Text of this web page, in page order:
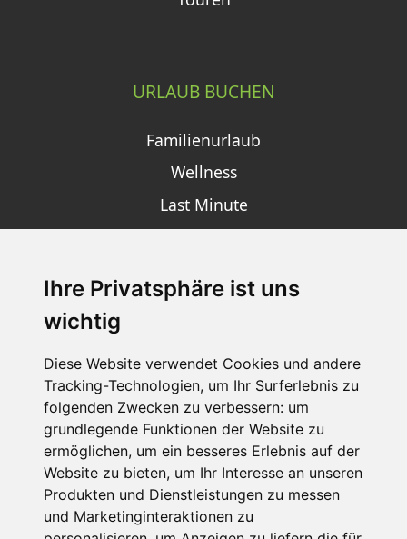
Ihre Privatsphäre ist uns
wichtig
Diese Website verwendet Cookies und andere
Tracking-Technologien, um Ihr Surferlebnis zu
folgenden Zwecken zu verbessern: um
grundlegende Funktionen der Website zu
ermöglichen, um ein besseres Erlebnis auf der
Website zu bieten, um Ihr Interesse an unseren
Produkten und Dienstleistungen zu messen
und Marketinginteraktionen zu
URLAUB BUCHEN
Familienurlaub
Wellness
Last Minute
SCHNEEHÖHEN SKI APP
Die Schneehoehen Ski APP für iOS und Android - Ein
Muss für alle Wintersportler und Schneefreaks!